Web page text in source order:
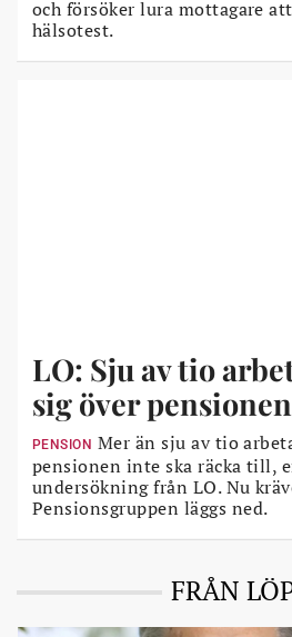
och försöker lura mottagare
hälsotest.
LO: Sju av tio
sig över pensionen
PENSION Mer än sju av tio
pensionen inte ska räcka till,
undersökning från LO. Nu
Pensionsgruppen läggs ned.
FRÅN